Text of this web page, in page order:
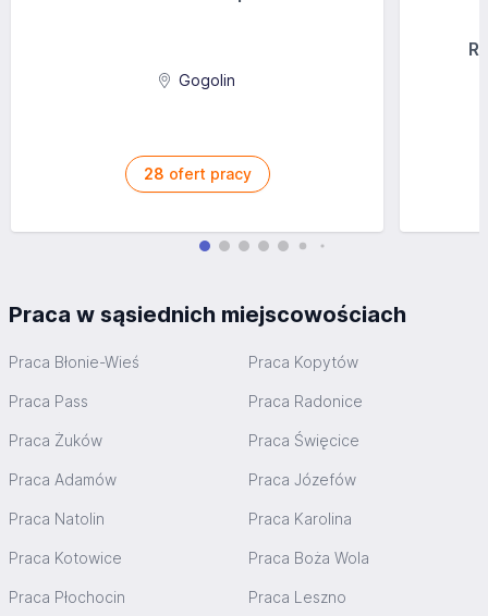
Gogolin
28 ofert pracy
Praca w sąsiednich miejscowościach
Praca Błonie-Wieś Praca Kopytów
Praca Pass Praca Radonice
Praca Żuków Praca Święcice
Praca Adamów Praca Józefów
Praca Natolin Praca Karolina
Praca Kotowice Praca Boża Wola
Praca Płochocin Praca Leszno